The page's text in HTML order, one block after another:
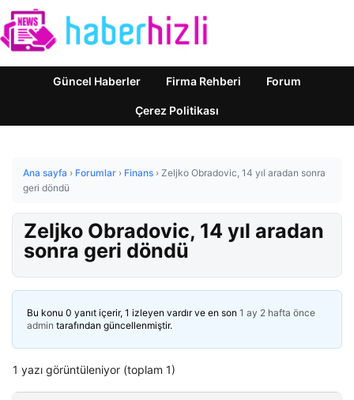
Güncel Haberler Firma Rehberi Forum
Çerez Politikası
Ana sayfa › Forumlar › Finans › Zeljko Obradovic, 14 yıl aradan sonra
geri döndü
Zeljko Obradovic, 14 yıl aradan
sonra geri döndü
Bu konu 0 yanıt içerir, 1 izleyen vardır ve en son 1 ay 2 hafta önce
admin tarafından güncellenmiştir.
1 yazı görüntüleniyor (toplam 1)